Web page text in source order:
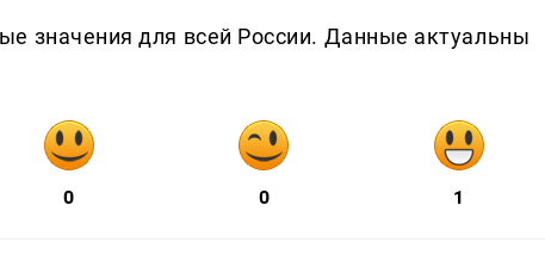
значения для всей России. Данные актуальны
0 0 1